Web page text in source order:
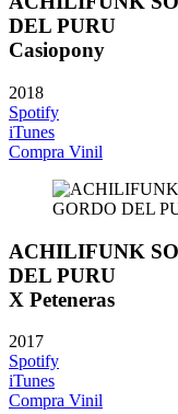
DEL PURU
Casiopony
2018
Spotify
iTunes
Compra Vinil
ACHILIFUNK
DEL PURU
X Peteneras
2017
Spotify
iTunes
Compra Vinil